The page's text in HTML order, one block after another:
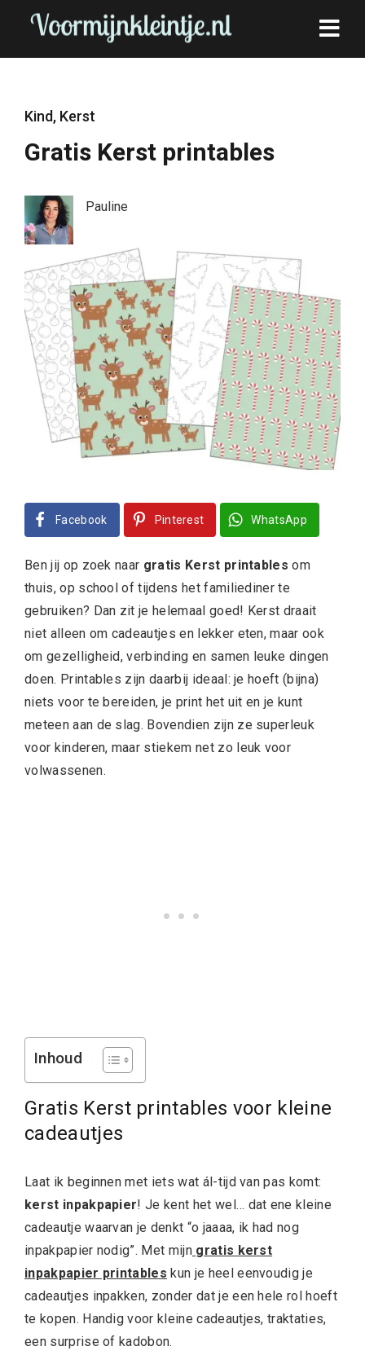
Kind, Kerst
Gratis Kerst printables
Pauline
Facebook Pinterest WhatsApp
Ben jij op zoek naar gratis Kerst printables om
thuis, op school of tijdens het familiediner te
gebruiken? Dan zit je helemaal goed! Kerst draait
niet alleen om cadeautjes en lekker eten, maar ook
om gezelligheid, verbinding en samen leuke dingen
doen. Printables zijn daarbij ideaal: je hoeft (bijna)
niets voor te bereiden, je print het uit en je kunt
meteen aan de slag. Bovendien zijn ze superleuk
voor kinderen, maar stiekem net zo leuk voor
volwassenen.
Inhoud
Gratis Kerst printables voor kleine
cadeautjes
Laat ik beginnen met iets wat ál-tijd van pas komt:
kerst inpakpapier! Je kent het wel… dat ene kleine
cadeautje waarvan je denkt “o jaaaa, ik had nog
inpakpapier nodig”. Met mijn gratis kerst
inpakpapier printables kun je heel eenvoudig je
cadeautjes inpakken, zonder dat je een hele rol hoeft
te kopen. Handig voor kleine cadeautjes, traktaties,
een surprise of kadobon.